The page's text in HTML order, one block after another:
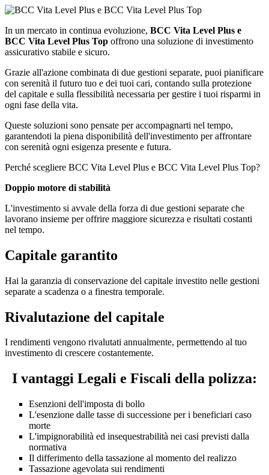
In un mercato in continua evoluzione, BCC Vita Level Plus e
BCC Vita Level Plus Top offrono una soluzione di investimento
assicurativo stabile e sicuro.
Grazie all'azione combinata di due gestioni separate, puoi pianificare
con serenità il futuro tuo e dei tuoi cari, contando sulla protezione
del capitale e sulla flessibilità necessaria per gestire i tuoi risparmi in
ogni fase della vita.
Queste soluzioni sono pensate per accompagnarti nel tempo,
garantendoti la piena disponibilità dell'investimento per affrontare
con serenità ogni esigenza presente e futura.
Perché scegliere BCC Vita Level Plus e BCC Vita Level Plus Top?
Doppio motore di stabilità
L'investimento si avvale della forza di due gestioni separate che
lavorano insieme per offrire maggiore sicurezza e risultati costanti
nel tempo.
Capitale garantito
Hai la garanzia di conservazione del capitale investito nelle gestioni
separate a scadenza o a finestra temporale.
Rivalutazione del capitale
I rendimenti vengono rivalutati annualmente, permettendo al tuo
investimento di crescere costantemente.
I vantaggi Legali e Fiscali della polizza:
Esenzioni dell'imposta di bollo
L'esenzione dalle tasse di successione per i beneficiari caso
morte
L'impignorabilità ed insequestrabilità nei casi previsti dalla
normativa
Il differimento della tassazione al momento del realizzo
Tassazione agevolata sui rendimenti